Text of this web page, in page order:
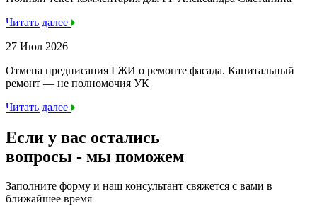
Читать далее
27 Июл 2026
Отмена предписания ГЖИ о ремонте фасада. Капитальный
ремонт — не полномочия УК
Читать далее
Если у вас остались
вопросы - мы поможем
Заполните форму и наш консультант свяжется с вами в
ближайшее время